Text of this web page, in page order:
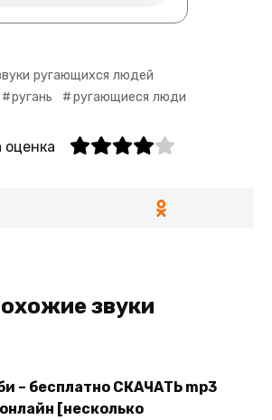
ругающихся людей
ругань ругающиеся люди
звуки
– бесплатно СКАЧАТЬ mp3
[несколько